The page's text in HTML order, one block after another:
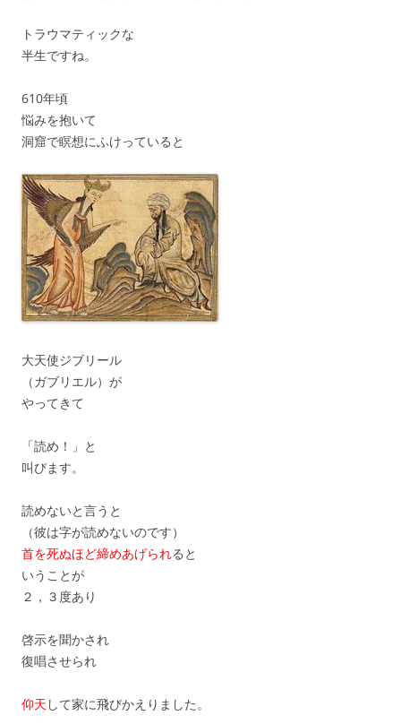
トラウマティックな
半生ですね。
610年頃
悩みを抱いて
洞窟で瞑想にふけっていると
大天使ジブリール
（ガブリエル）が
やってきて
「読め！」と
叫びます。
読めないと言うと
（彼は字が読めないのです）
首を死ぬほど締めあげられると
いうことが
２，３度あり
啓示を聞かされ
復唱させられ
仰天 して家に飛びかえりました。